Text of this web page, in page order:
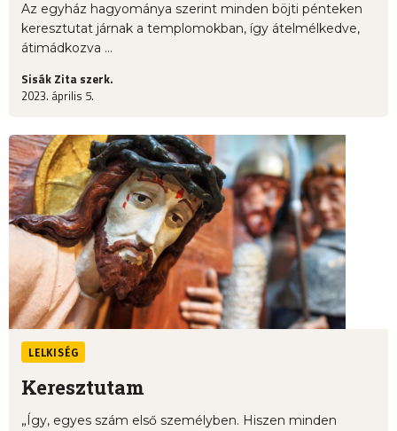
Az egyház hagyománya szerint minden böjti pénteken
keresztutat járnak a templomokban, így átelmélkedve,
átimádkozva ...
Sisák Zita szerk.
2023. április 5.
LELKISÉG
Keresztutam
„Így, egyes szám első személyben. Hiszen minden